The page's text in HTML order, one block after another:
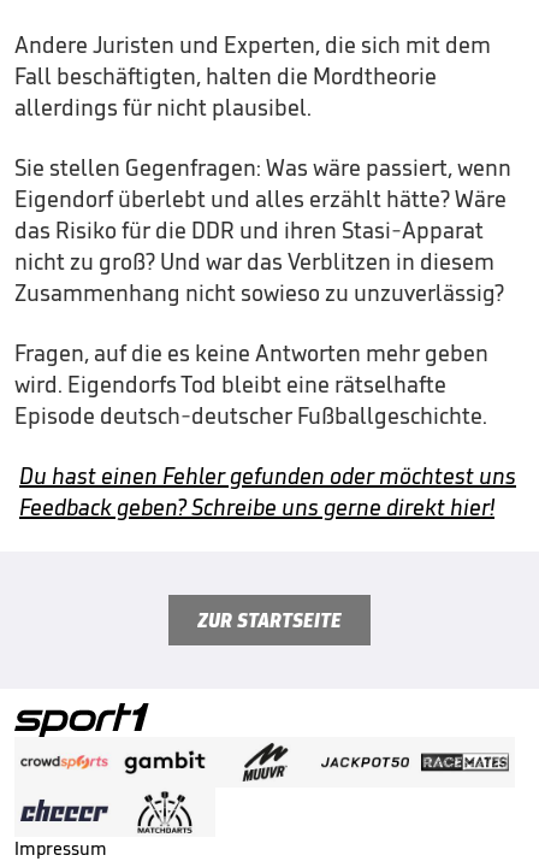
Andere Juristen und Experten, die sich mit dem
Fall beschäftigten, halten die Mordtheorie
allerdings für nicht plausibel.
Sie stellen Gegenfragen: Was wäre passiert, wenn
Eigendorf überlebt und alles erzählt hätte? Wäre
das Risiko für die DDR und ihren Stasi-Apparat
nicht zu groß? Und war das Verblitzen in diesem
Zusammenhang nicht sowieso zu unzuverlässig?
Fragen, auf die es keine Antworten mehr geben
wird. Eigendorfs Tod bleibt eine rätselhafte
Episode deutsch-deutscher Fußballgeschichte.
Du hast einen Fehler gefunden oder möchtest uns
Feedback geben? Schreibe uns gerne direkt hier!
ZUR STARTSEITE
Impressum